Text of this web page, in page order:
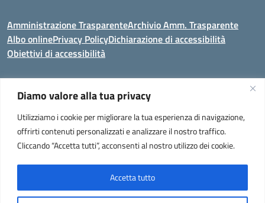
Diamo valore alla tua privacy
Utilizziamo i cookie per migliorare la tua esperienza di navigazione,
offrirti contenuti personalizzati e analizzare il nostro traffico.
Cliccando “Accetta tutti”, acconsenti al nostro utilizzo dei cookie.
Accetta tutto
Amministrazione TrasparenteArchivio Amm. Trasparente
Albo onlinePrivacy PolicyDichiarazione di accessibilità
Obiettivi di accessibilità
Codice meccanografico:VEIC859007
Istituto Comprensivo di Portogruaro e Fossalta di Portogruaro- Via
Liguria 32, Portogruaro 30026 (VENEZIA)
Tel. +39 0421 273251 oppure +39 0421 273280
Codice Meccanografico: VEIC859007 - C. F. 92034960275 - Codice
univoco fatturazione elettronica (CUF): UF2QG9 -